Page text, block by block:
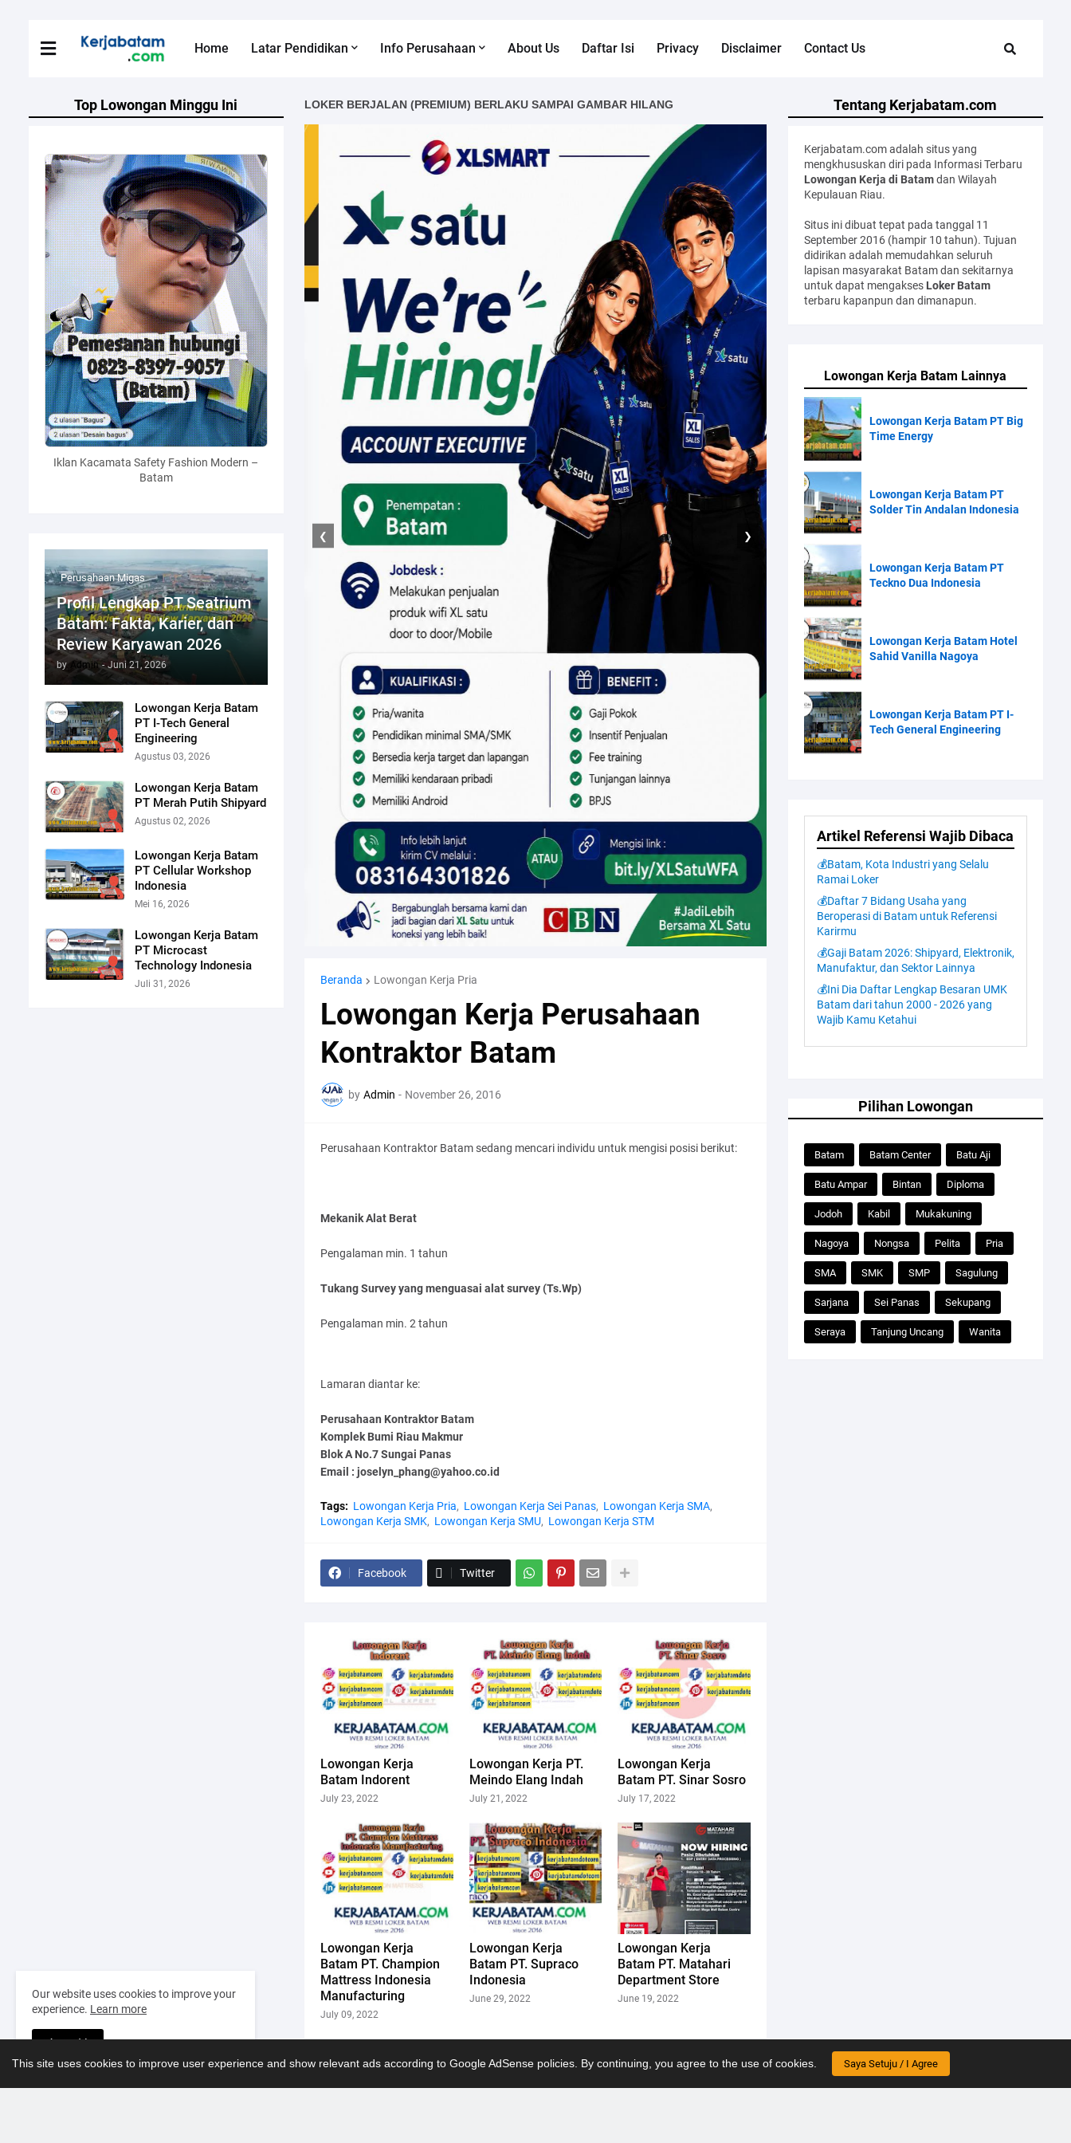
Home Latar Pendidikan Info Perusahaan About Us Daftar Isi Privacy Disclaimer Contact Us
Top Lowongan Minggu Ini
Iklan Kacamata Safety Fashion Modern –
Batam
Perusahaan Migas
Profil Lengkap PT Seatrium
Batam: Fakta, Karier, dan
Review Karyawan 2026
by Admin - Juni 21, 2026
Lowongan Kerja Batam
PT I-Tech General
Engineering
Agustus 03, 2026
Lowongan Kerja Batam
PT Merah Putih Shipyard
Agustus 02, 2026
Lowongan Kerja Batam
PT Cellular Workshop
Indonesia
Mei 16, 2026
Lowongan Kerja Batam
PT Microcast
Technology Indonesia
Juli 31, 2026
LOKER BERJALAN (PREMIUM) BERLAKU SAMPAI GAMBAR HILANG
❮ ❯
Beranda Lowongan Kerja Pria
Lowongan Kerja Perusahaan
Kontraktor Batam
by Admin - November 26, 2016
Perusahaan Kontraktor Batam sedang mencari individu untuk mengisi posisi berikut:
Mekanik Alat Berat
Pengalaman min. 1 tahun
Tukang Survey yang menguasai alat survey (Ts.Wp)
Pengalaman min. 2 tahun
Lamaran diantar ke:
Perusahaan Kontraktor Batam
Komplek Bumi Riau Makmur
Blok A No.7 Sungai Panas
Email : joselyn_phang@yahoo.co.id
Tags: Lowongan Kerja Pria Lowongan Kerja Sei Panas
Lowongan Kerja SMA
Lowongan Kerja SMK
Lowongan Kerja SMU Lowongan Kerja STM
Facebook Twitter
Lowongan Kerja
Batam Indorent
July 23, 2022
Lowongan Kerja PT.
Meindo Elang Indah
July 21, 2022
Lowongan Kerja
Batam PT. Sinar Sosro
July 17, 2022
Lowongan Kerja
Batam PT. Champion
Mattress Indonesia
Manufacturing
July 09, 2022
Lowongan Kerja
Batam PT. Supraco
Indonesia
June 29, 2022
Lowongan Kerja
Batam PT. Matahari
Department Store
June 19, 2022
Lebih baru Lebih lama
Tentang Kerjabatam.com
Kerjabatam.com adalah situs yang
mengkhususkan diri pada Informasi Terbaru
Lowongan Kerja di Batamdan Wilayah
Kepulauan Riau.
Situs ini dibuat tepat pada tanggal 11
September 2016 (hampir 10 tahun). Tujuan
didirikan adalah memudahkan seluruh
lapisan masyarakat Batam dan sekitarnya
untuk dapat mengakses Loker Batam
terbaru kapanpun dan dimanapun.
Lowongan Kerja Batam Lainnya
Lowongan Kerja Batam PT Big
Time Energy
Lowongan Kerja Batam PT
Solder Tin Andalan Indonesia
Lowongan Kerja Batam PT
Teckno Dua Indonesia
Lowongan Kerja Batam Hotel
Sahid Vanilla Nagoya
Lowongan Kerja Batam PT I-
Tech General Engineering
Artikel Referensi Wajib Dibaca
💰Batam, Kota Industri yang Selalu
Ramai Loker
💰Daftar 7 Bidang Usaha yang
Beroperasi di Batam untuk Referensi
Karirmu
💰Gaji Batam 2026: Shipyard, Elektronik,
Manufaktur, dan Sektor Lainnya
💰Ini Dia Daftar Lengkap Besaran UMK
Batam dari tahun 2000 - 2026 yang
Wajib Kamu Ketahui
Pilihan Lowongan
Batam Batam Center Batu Aji
Batu Ampar Bintan Diploma
Jodoh Kabil Mukakuning
Nagoya Nongsa Pelita Pria
SMA SMK SMP Sagulung
Sarjana Sei Panas Sekupang
Seraya Tanjung Uncang Wanita
Our website uses cookies to improve your
experience. Learn more
Accept !
This site uses cookies to improve user experience and show relevant ads according to Google AdSense policies. By continuing, you agree to the use of cookies.
Saya Setuju / I Agree